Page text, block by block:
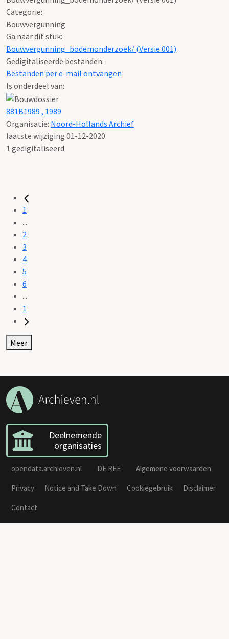
Categorie:
Bouwvergunning
Ga naar dit stuk:
Bouwvergunning_bodemonderzoek/ (Versie 001)
Gedigitaliseerde bestanden: :
Bestanden per e-mail ontvangen
Is onderdeel van:
881B1989 , 1989
Organisatie: Noord-Hollands Archief
laatste wijziging 01-12-2020
1 gedigitaliseerd
1
...
2
3
4
5
6
...
1
Meer
Deelnemende
organisaties
opendata.archieven.nl DE REE
Algemene voorwaarden
Privacy
Notice and Take Down Cookiegebruik
Disclaimer
Contact